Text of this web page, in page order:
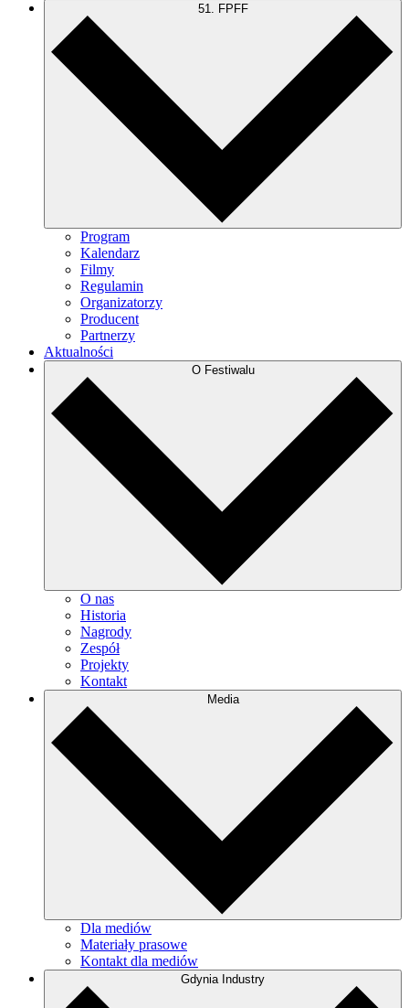
51. FPFF
Program
Kalendarz
Filmy
Regulamin
Organizatorzy
Producent
Partnerzy
Aktualności
O Festiwalu
O nas
Historia
Nagrody
Zespół
Projekty
Kontakt
Media
Dla mediów
Materiały prasowe
Kontakt dla mediów
Gdynia Industry